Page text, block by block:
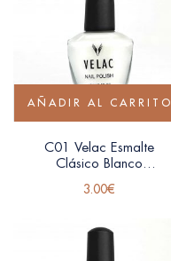
AÑADIR AL CARRITO
C01 Velac Esmalte
Clásico Blanco
3.00€